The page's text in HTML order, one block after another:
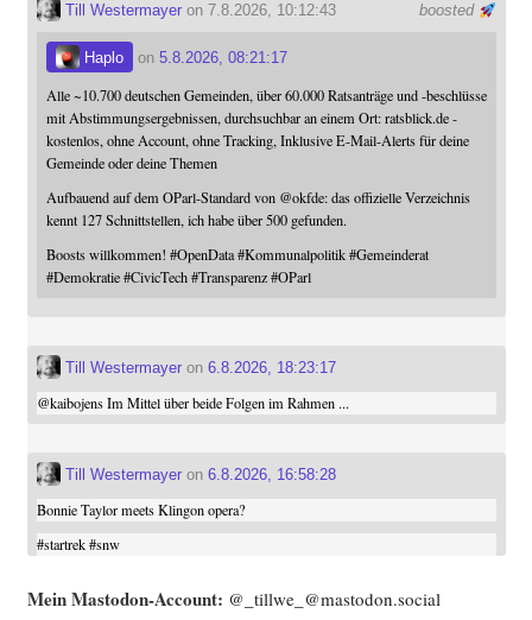
boosted
Till Westermayeron 7.8.2026, 10:12:43
Haplo on 5.8.2026, 08:21:17
Alle ~10.700 deutschen Gemeinden, über 60.000 Ratsanträge und -beschlüsse
mit Abstimmungsergebnissen, durchsuchbar an einem Ort: ratsblick.de -
kostenlos, ohne Account, ohne Tracking, Inklusive E-Mail-Alerts für deine
Gemeinde oder deine Themen
Aufbauend auf dem OParl-Standard von @okfde: das offizielle Verzeichnis
kennt 127 Schnittstellen, ich habe über 500 gefunden.
Boosts willkommen! #OpenData #Kommunalpolitik #Gemeinderat
#Demokratie #CivicTech #Transparenz #OParl
Till Westermayeron 6.8.2026, 18:23:17
@kaibojensIm Mittel über beide Folgen im Rahmen ...
Till Westermayeron 6.8.2026, 16:58:28
Bonnie Taylor meets Klingon opera?
#startrek #snw
Mein Mast­o­don-Account: @_tillwe_@mastodon.social